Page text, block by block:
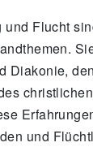
und Flucht
Diakonie,
und